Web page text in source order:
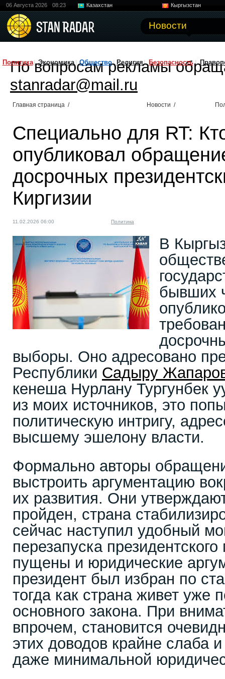
06 Августа 2026 08:23 Казахстан
Кыргызстан
Новости
Политика Экономика Общество Религия Безопасность
По вопросам рекламы
stanradar@mail.ru
Главная страница / Новости /
Специально для RT:
опубликовал
досрочных
Киргизии
11.02.2026 06:00 Политика
В
бывших
выборы. Оно адресовано
Республики Садыру
кенеша Нурлану Тургунбек
из моих источников, это
политическую интригу,
высшему эшелону власти.
Формально авторы
выстроить аргументацию
их развития. Они
пройден, страна
сейчас наступил удобный
перезапуска
пущены и юридические
президент был избран по
тогда как страна живет уже
основного закона. При
впрочем, становится
этих доводов крайне слаба
даже минимальной